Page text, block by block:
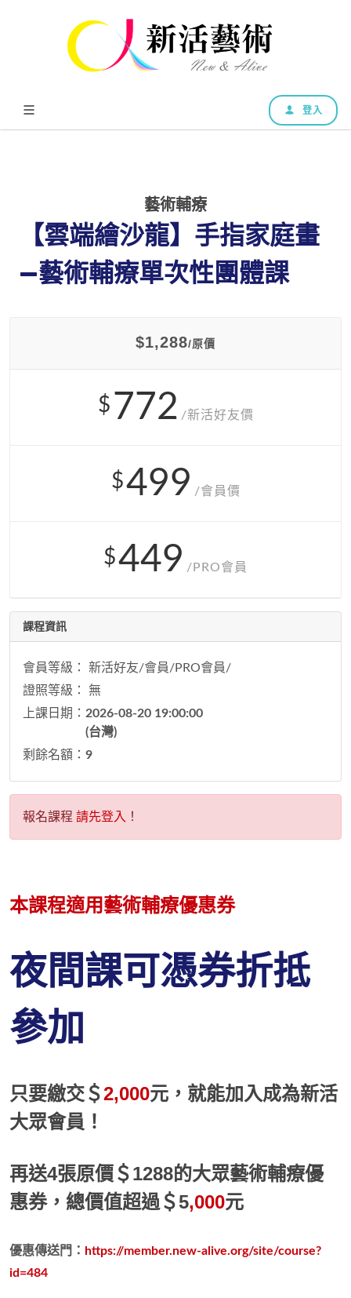
登入
藝術輔療
【雲端繪沙龍】手指家庭畫
—藝術輔療單次性團體課
$1,288/原價
$ 772 /新活好友價
$499 /會員價
$449 /PRO會員
課程資訊
會員等級： 新活好友/會員/PRO會員/
證照等級： 無
上課日期： 2026-08-20 19:00:00
(台灣)
剩餘名額： 9
報名課程 請先登入 ！
本課程適用藝術輔療優惠券
夜間課可憑券折抵
參加
只要繳交＄2,000元，就能加入成為新活
大眾會員！
再送4張原價 ＄1288的大眾藝術輔療優
惠券，總價值超過＄5,000元
優惠傳送門： https://member.new-alive.org/site/course?
id=484